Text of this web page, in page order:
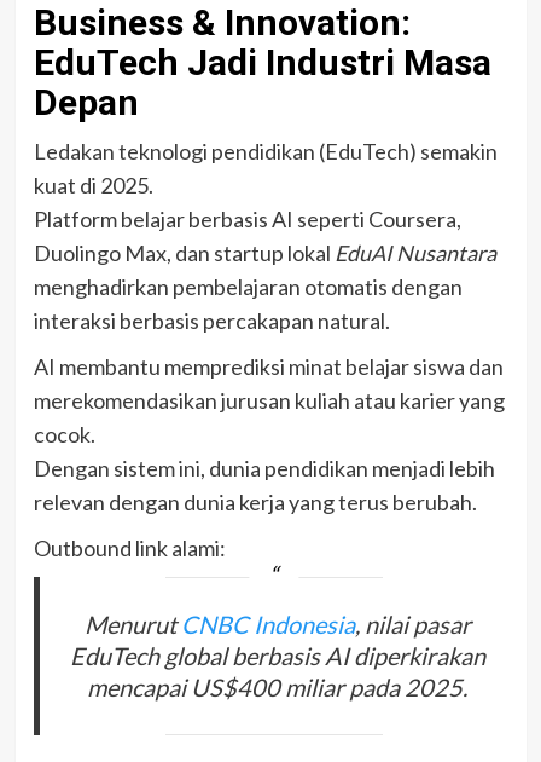
Business & Innovation:
EduTech Jadi Industri Masa
Depan
Ledakan teknologi pendidikan (EduTech) semakin
kuat di 2025.
Platform belajar berbasis AI seperti Coursera,
Duolingo Max, dan startup lokal EduAI Nusantara
menghadirkan pembelajaran otomatis dengan
interaksi berbasis percakapan natural.
AI membantu memprediksi minat belajar siswa dan
merekomendasikan jurusan kuliah atau karier yang
cocok.
Dengan sistem ini, dunia pendidikan menjadi lebih
relevan dengan dunia kerja yang terus berubah.
Outbound link alami:
MenurutCNBC Indonesia, nilai pasar
EduTech global berbasis AI diperkirakan
mencapai US$400 miliar pada 2025.